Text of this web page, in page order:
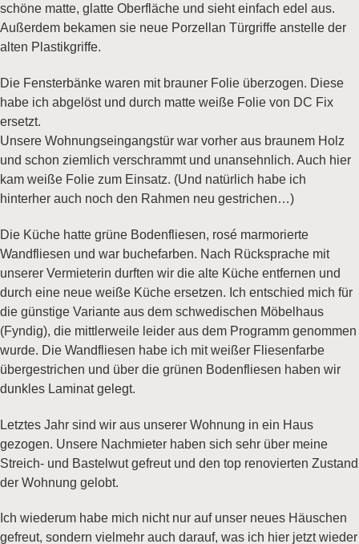
schöne matte, glatte Oberfläche und sieht einfach edel aus.
Außerdem bekamen sie neue Porzellan Türgriffe anstelle der
alten Plastikgriffe.
Die Fensterbänke waren mit brauner Folie überzogen. Diese
habe ich abgelöst und durch matte weiße Folie von DC Fix
ersetzt.
Unsere Wohnungseingangstür war vorher aus braunem Holz
und schon ziemlich verschrammt und unansehnlich. Auch hier
kam weiße Folie zum Einsatz. (Und natürlich habe ich
hinterher auch noch den Rahmen neu gestrichen…)
Die Küche hatte grüne Bodenfliesen, rosé marmorierte
Wandfliesen und war buchefarben. Nach Rücksprache mit
unserer Vermieterin durften wir die alte Küche entfernen und
durch eine neue weiße Küche ersetzen. Ich entschied mich für
die günstige Variante aus dem schwedischen Möbelhaus
(Fyndig), die mittlerweile leider aus dem Programm genommen
wurde. Die Wandfliesen habe ich mit weißer Fliesenfarbe
übergestrichen und über die grünen Bodenfliesen haben wir
dunkles Laminat gelegt.
Letztes Jahr sind wir aus unserer Wohnung in ein Haus
gezogen. Unsere Nachmieter haben sich sehr über meine
Streich- und Bastelwut gefreut und den top renovierten Zustand
der Wohnung gelobt.
Ich wiederum habe mich nicht nur auf unser neues Häuschen
gefreut, sondern vielmehr auch darauf, was ich hier jetzt wieder